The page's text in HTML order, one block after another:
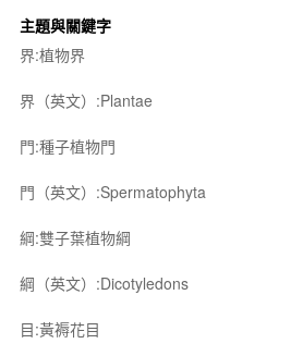
主題與關鍵字
界:植物界
界（英文）:Plantae
門:種子植物門
門（英文）:Spermatophyta
綱:雙子葉植物綱
綱（英文）:Dicotyledons
目:黃褥花目